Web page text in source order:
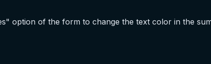
option of the form to change the text color in the